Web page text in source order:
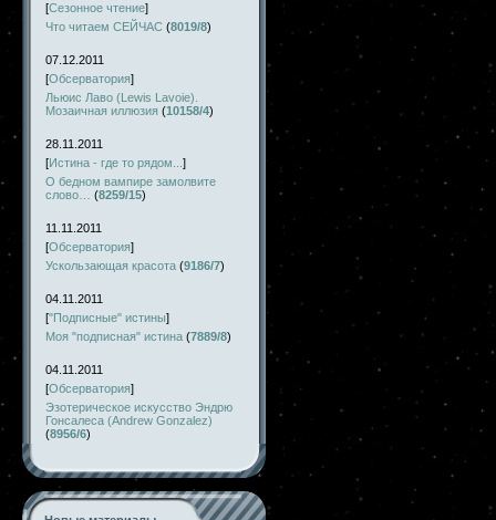
[Сезонное чтение]
Что читаем СЕЙЧАС (8019/8)
07.12.2011
[Обсерватория]
Льюис Лаво (Lewis Lavoie).
Мозаичная иллюзия (10158/4)
28.11.2011
[Истина - где то рядом... ]
О бедном вампире замолвите
слово…
(8259/15)
11.11.2011
[Обсерватория]
Ускользающая красота (9186/7)
04.11.2011
["Подписные" истины]
Моя "подписная" истина (7889/8)
04.11.2011
[Обсерватория]
Эзотерическое искусство Эндрю
Гонсалеса (Andrew Gonzalez)
(8956/6)